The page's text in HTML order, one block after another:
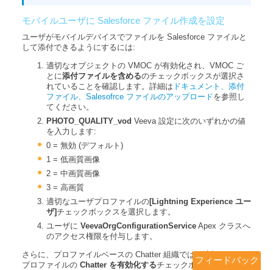
モバイルユーザに Salesforce ファイル作成を設定
ユーザがモバイルデバイスでファイルを Salesforce ファイルと
して添付できるようにするには:
適切なオブジェクトの VMOC が有効化され、VMOC ご
とに添付ファイルを含めるのチェックボックスが選択さ
れていることを確認します。詳細は ドキュメント、添付
ファイル、Salesofrce ファイルのアップロードを参照し
てください。
PHOTO_QUALITY_vod Veeva 設定に次のいずれかの値
を入力します:
0 = 無効 (デフォルト)
1 = 低画質画像
2 = 中画質画像
3 = 高画質
適切なユーザプロファイルの[Lightning Experience ユー
ザ]チェックボックスを選択します。
ユーザに VeevaOrgConfigurationServiceApex クラスへ
のアクセス権限を付与します。
さらに、プロファイルベースの Chatter 組織では、適切なユーザ
プロファイルのChatter を有効化するチェックボックスを選択
フィードバック